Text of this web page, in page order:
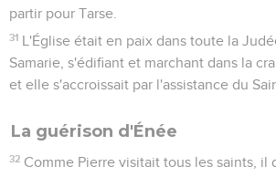
partir pour Tarse.
31 L'Église était en paix dans toute la
Samarie, s'édifiant et marchant dans la
et elle s'accroissait par l'assistance du
La guérison d'Énée
32 Comme Pierre visitait tous les saints, il